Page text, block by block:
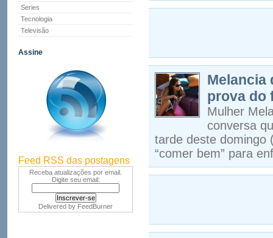
Series
Tecnologia
Televisão
Assine
Feed RSS das postagens
Receba atualizações por email.
Digite seu email:
Delivered by FeedBurner
Melancia
prova do
Mulher
conversa
tarde deste domingo
“comer bem” para